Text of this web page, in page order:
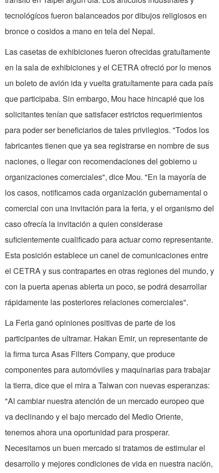
tecnológícos fueron balanceados por dibujos religiosos en
bronce o cosidos a mano en tela del Nepal.
Las casetas de exhibiciones fueron ofrecidas gratuítamente
en la sala de exhibiciones y el CETRA ofreció por lo menos
un boleto de avión ida y vuelta gratuítamente para cada país
que participaba. Sin embargo, Mou hace hincapié que los
solicitantes tenían que satisfacer estrictos requerimientos
para poder ser beneficiarios de tales privilegios. "Todos los
fabricantes tienen que ya sea registrarse en nombre de sus
naciones, o llegar con recomendaciones del gobierno u
organizaciones comerciales", dice Mou. "En la mayoría de
los casos, notificamos cada organización gubernamental o
comercial con una invitación para la feria, y el organismo del
caso ofrecía la invitación a quien considerase
suficientemente cualificado para actuar como representante.
Esta posición establece un canel de comunicaciones entre
el CETRA y sus contrapartes en otras regiones del mundo, y
con la puerta apenas abierta un poco, se podrá desarrollar
rápidamente las posteriores relaciones comerciales".
La Feria ganó opiniones positivas de parte de los
participantes de ultramar. Hakan Emir, un representante de
la firma turca Asas Filters Company, que produce
componentes para automóviles y maquinarias para trabajar
la tierra, dice que el mira a Taiwan con nuevas esperanzas:
"Al cambiar nuestra atención de un mercado europeo que
va declinando y el bajo mercado del Medio Oriente,
tenemos ahora una oportunidad para prosperar.
Necesitamos un buen mercado si tratamos de estimular el
desarrollo y mejores condiciones de vida en nuestra nacíón,